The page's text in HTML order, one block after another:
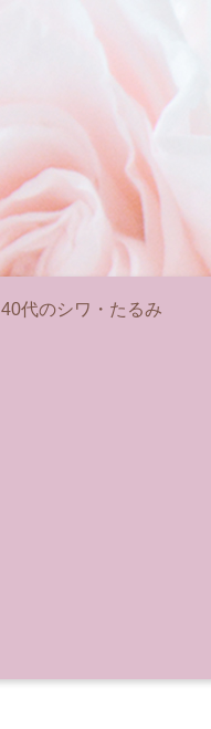
40代のシワ・たるみ